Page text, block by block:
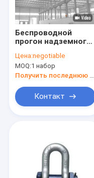
Продукты
О нас
Беспроводной
прогон надземного
дистанционного
управления
одиночный с
Цена:negotiable
MOQ:1 набор
Получить последнюю цену
Контакт